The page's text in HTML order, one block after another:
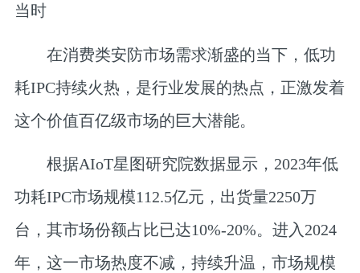
当时
在消费类安防市场需求渐盛的当下，低功
耗IPC持续火热，是行业发展的热点，正激发着
这个价值百亿级市场的巨大潜能。
根据AIoT星图研究院数据显示，2023年低
功耗IPC市场规模112.5亿元，出货量2250万
台，其市场份额占比已达10%-20%。进入2024
年，这一市场热度不减，持续升温，市场规模